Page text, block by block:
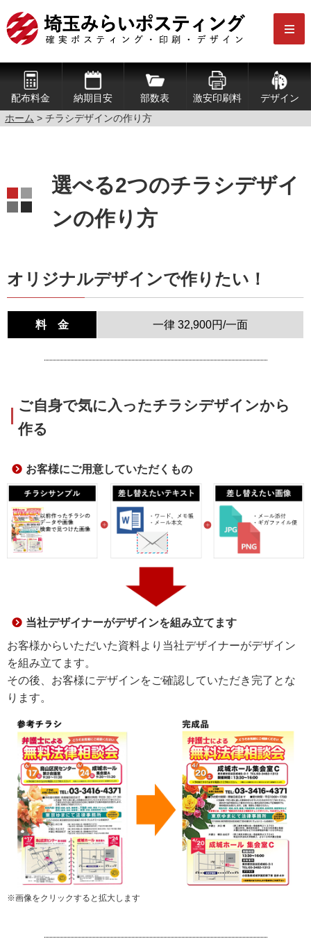
配布料金 納期目安 部数表 激安印刷料
デザイン
ホーム > チラシデザインの作り方
選べる2つのチラシデザイ
ンの作り方
オリジナルデザインで作りたい！
料 金 一律 32,900円/一面
ご自身で気に入ったチラシデザインから
作る
お客様にご用意していただくもの
当社デザイナーがデザインを組み立てます
お客様からいただいた資料より当社デザイナーがデザイン
を組み立てます。
その後、お客様にデザインをご確認していただき完了とな
ります。
※画像をクリックすると拡大します